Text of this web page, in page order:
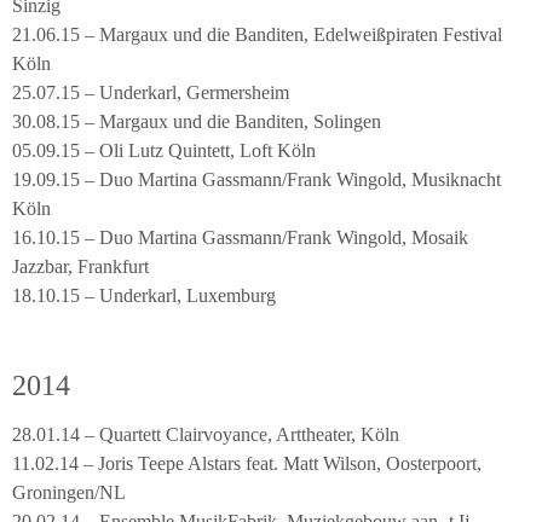
Sinzig
21.06.15 – Margaux und die Banditen, Edelweißpiraten Festival
Köln
25.07.15 – Underkarl, Germersheim
30.08.15 – Margaux und die Banditen, Solingen
05.09.15 – Oli Lutz Quintett, Loft Köln
19.09.15 – Duo Martina Gassmann/Frank Wingold, Musiknacht
Köln
16.10.15 – Duo Martina Gassmann/Frank Wingold, Mosaik
Jazzbar, Frankfurt
18.10.15 – Underkarl, Luxemburg
2014
28.01.14 – Quartett Clairvoyance, Arttheater, Köln
11.02.14 – Joris Teepe Alstars feat. Matt Wilson, Oosterpoort,
Groningen/NL